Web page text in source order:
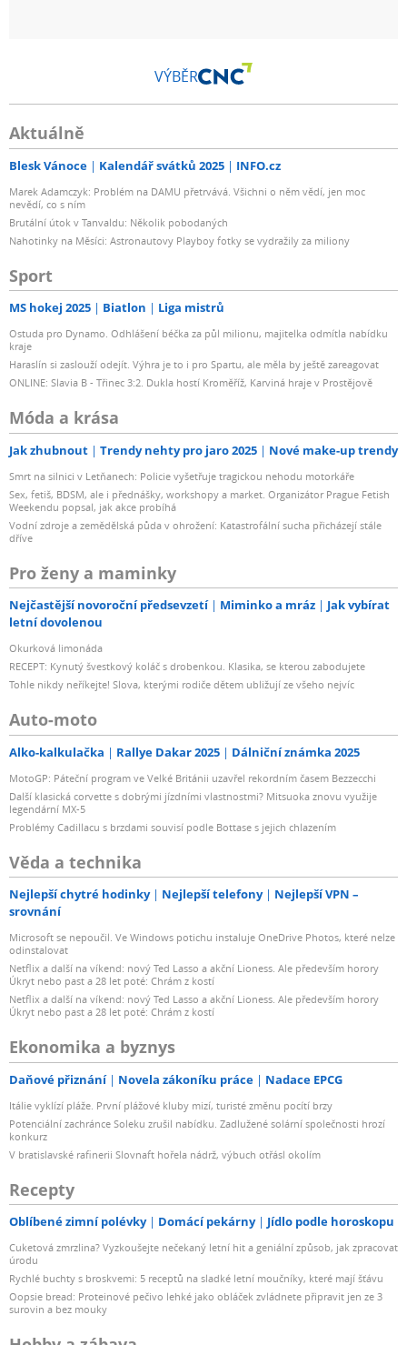
VÝBĚR
Aktuálně
Blesk Vánoce Kalendář svátků 2025 INFO.cz
Marek Adamczyk: Problém na DAMU přetrvává. Všichni o něm vědí, jen moc
nevědí, co s ním
Brutální útok v Tanvaldu: Několik pobodaných
Nahotinky na Měsíci: Astronautovy Playboy fotky se vydražily za miliony
Sport
MS hokej 2025 Biatlon Liga mistrů
Ostuda pro Dynamo. Odhlášení béčka za půl milionu, majitelka odmítla nabídku
kraje
Haraslín si zaslouží odejít. Výhra je to i pro Spartu, ale měla by ještě zareagovat
ONLINE: Slavia B - Třinec 3:2. Dukla hostí Kroměříž, Karviná hraje v Prostějově
Móda a krása
Jak zhubnout Trendy nehty pro jaro 2025 Nové make-up trendy
Smrt na silnici v Letňanech: Policie vyšetřuje tragickou nehodu motorkáře
Sex, fetiš, BDSM, ale i přednášky, workshopy a market. Organizátor Prague Fetish
Weekendu popsal, jak akce probíhá
Vodní zdroje a zemědělská půda v ohrožení: Katastrofální sucha přicházejí stále
dříve
Pro ženy a maminky
Nejčastější novoroční předsevzetí Miminko a mráz
Jak vybírat
letní dovolenou
Okurková limonáda
RECEPT: Kynutý švestkový koláč s drobenkou. Klasika, se kterou zabodujete
Tohle nikdy neříkejte! Slova, kterými rodiče dětem ubližují ze všeho nejvíc
Auto-moto
Alko-kalkulačka Rallye Dakar 2025 Dálniční známka 2025
MotoGP: Páteční program ve Velké Británii uzavřel rekordním časem Bezzecchi
Další klasická corvette s dobrými jízdními vlastnostmi? Mitsuoka znovu využije
legendární MX-5
Problémy Cadillacu s brzdami souvisí podle Bottase s jejich chlazením
Věda a technika
Nejlepší chytré hodinky Nejlepší telefony
Nejlepší VPN –
srovnání
Microsoft se nepoučil. Ve Windows potichu instaluje OneDrive Photos, které nelze
odinstalovat
Netflix a další na víkend: nový Ted Lasso a akční Lioness. Ale především horory
Úkryt nebo past a 28 let poté: Chrám z kostí
Netflix a další na víkend: nový Ted Lasso a akční Lioness. Ale především horory
Úkryt nebo past a 28 let poté: Chrám z kostí
Ekonomika a byznys
Daňové přiznání Novela zákoníku práce Nadace EPCG
Itálie vyklízí pláže. První plážové kluby mizí, turisté změnu pocítí brzy
Potenciální zachránce Soleku zrušil nabídku. Zadlužené solární společnosti hrozí
konkurz
V bratislavské rafinerii Slovnaft hořela nádrž, výbuch otřásl okolím
Recepty
Oblíbené zimní polévky Domácí pekárny Jídlo podle horoskopu
Cuketová zmrzlina? Vyzkoušejte nečekaný letní hit a geniální způsob, jak zpracovat
úrodu
Rychlé buchty s broskvemi: 5 receptů na sladké letní moučníky, které mají šťávu
Oopsie bread: Proteinové pečivo lehké jako obláček zvládnete připravit jen ze 3
surovin a bez mouky